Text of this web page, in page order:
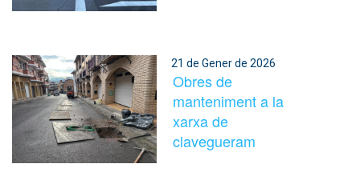
21 de Gener de 2026
Obres de
manteniment a la
xarxa de
clavegueram